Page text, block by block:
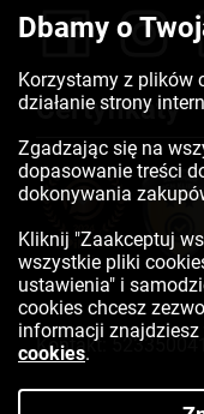
Certyfikaty
Kontakt:
Dbamy o
Korzystamy z plików
działanie strony
Zgadzając się na
dopasowanie treści
dokonywania
Kliknij "Zaakceptuj
wszystkie pliki
ustawienia" i
cookies chcesz
informacji znajdziesz
cookies.